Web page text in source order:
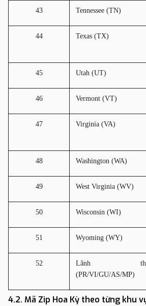
43 Tennessee (TN)
44 Texas (TX)
45 Utah (UT)
46 Vermont (VT)
47 Virginia (VA)
48 Washington (WA)
49 West Virginia (WV)
50 Wisconsin (WI)
51 Wyoming (WY)
52
Lãnh
(PR/VI/GU/AS/MP)
4.2. Mã Zip Hoa Kỳ theo từng khu